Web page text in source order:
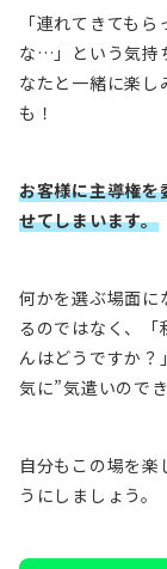
「連れてきても
な…」という気持
なたと一緒に楽し
も！
お客様に主導権を
せてしまいます。
何かを選ぶ場面に
るのではなく、「
んはどうですか？
気に”気遣いので
自分もこの場を楽
うにしましょう。